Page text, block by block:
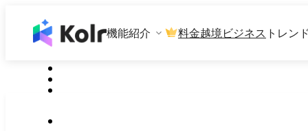
機能紹介 料金越境ビジネス トレン